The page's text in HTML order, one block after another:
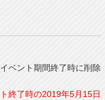
ベント期間終了時に削除
終了時の2019年5月15日